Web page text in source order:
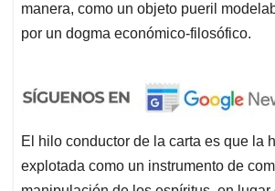
manera, como un objeto pueril
por un dogma económico-filosófico.
El hilo conductor de la carta es que la
explotada como un instrumento de